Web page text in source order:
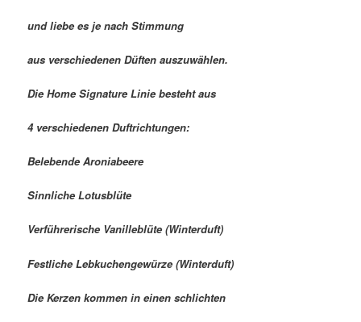
und liebe es je nach Stimmung
aus verschiedenen Düften auszuwählen.
Die Home Signature Linie besteht aus
4 verschiedenen Duftrichtungen:
Belebende Aroniabeere
Sinnliche Lotusblüte
Verführerische Vanilleblüte (Winterduft)
Festliche Lebkuchengewürze (Winterduft)
Die Kerzen kommen in einen schlichten